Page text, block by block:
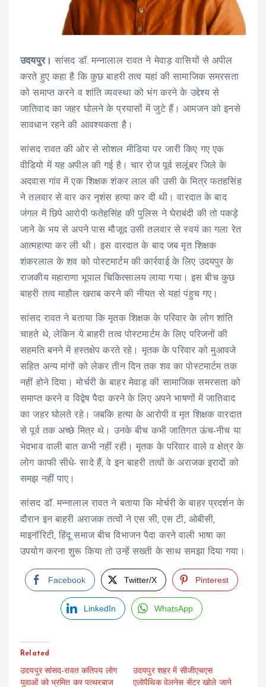
उदयपुर।सांसद डॉ. मन्नालाल रावत ने मेवाड़ वासियों से अपील
करते हुए कहा है कि कुछ बाहरी तत्व यहां की सामाजिक समरसता
को समाप्त करने व शांति व्यवस्था को भंग करने के उद्देश्य से
जातिवाद का जहर घोलने के प्रयासों में जुटे हैं। आमजन को इनसे
सावधान रहने की आवश्यकता है।
सांसद रावत की ओर से सोशल मीडिया पर जारी किए गए एक
वीडियो में यह अपील की गई है। चार रोज पूर्व सलूंबर जिले के
अदवास गांव में एक शिक्षक शंकर लाल की उसी के मित्र फतहसिंह
ने तलवार से वार कर नृशंस हत्या कर दी थी। वारदात के बाद
जंगल में छिपे आरोपी फतेहसिंह की पुलिस ने घेराबंदी की तो पकड़े
जाने के भय से अपने पास मौजूद उसी तलवार से स्वयं का गला रेत
आत्महत्या कर ली थी। इस वारदात के बाद जब मृत शिक्षक
शंकरलाल के शव को पोस्टमार्टम की कार्रवाई के लिए उदयपुर के
राजकीय महाराणा भूपाल चिकित्सालय लाया गया। इस बीच कुछ
बाहरी तत्व माहौल खराब करने की नीयत से यहां पंहुच गए।
सांसद रावत ने बताया कि मृतक शिक्षक के परिवार के लोग शांति
चाहते थे, लेकिन ये बाहरी तत्व पोस्टमार्टम के लिए परिजनों की
सहमति बनने में हस्तक्षेप करते रहे। मृतक के परिवार को मुआवजे
सहित अन्य मांगों को लेकर तीन दिन तक शव का पोस्टमार्टम तक
नहीं होने दिया। मोर्चरी के बाहर मेवाड़ की सामाजिक समरसता को
समाप्त करने व विद्वेष पैदा करने के लिए अपने भाषणों में जातिवाद
का जहर घोलते रहे। जबकि हत्या के आरोपी व मृत शिक्षक वारदात
से पूर्व तक अच्छे मित्र थे। उनके बीच कभी जातिगत ऊंच-नीच या
भेदभाव वाली बात कभी नहीं रही। मृतक के परिवार वाले व क्षेत्र के
लोग काफी सीधे- सादे हैं, वे इन बाहरी तत्वों के अराजक इरादों को
समझ नहीं पाए।
सांसद डॉ. मन्नालाल रावत ने बताया कि मोर्चरी के बाहर प्रदर्शन के
दौरान इन बाहरी अराजक तत्वों ने एस सी, एस टी, ओबीसी,
माइनॉरिटी, हिंदू समाज बीच विभाजन पैदा करने वाली भाषा का
उपयोग करना शुरू किया तो उन्हें सख्ती के साथ समझा दिया गया।
Facebook Twitter/X Pinterest
LinkedIn WhatsApp
Related
उदयपुर सांसद-रावत कतिपय लोग
युवाओं को भ्रमित कर पत्थरबाज
उदयपुर शहर में सीजीएचएस
एलोपैथिक वेलनेस सेंटर खोले जाने